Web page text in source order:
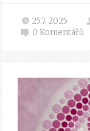
25.7. 2025
0 Komentářů